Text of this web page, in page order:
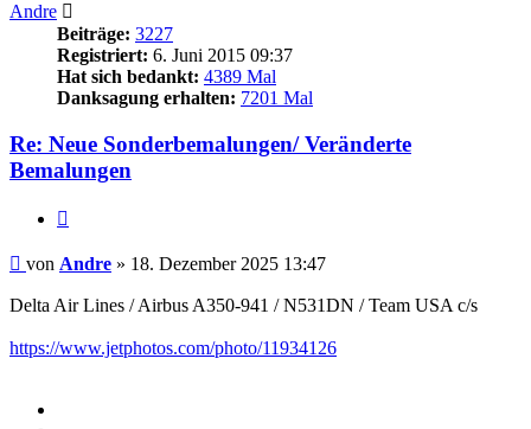
Andre
Beiträge: 3227
Registriert: 6. Juni 2015 09:37
Hat sich bedankt: 4389 Mal
Danksagung erhalten: 7201 Mal
Re: Neue Sonderbemalungen/ Veränderte
Bemalungen
Beitrag
von Andre » 18. Dezember 2025 13:47
Delta Air Lines / Airbus A350-941 / N531DN / Team USA c/s
https://www.jetphotos.com/photo/11934126